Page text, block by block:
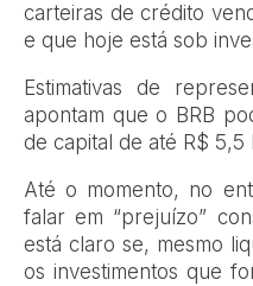
carteiras de crédito
e que hoje está sob
Estimativas de
apontam que o BRB
de capital de até R$ 5,5
Até o momento, no
falar em “prejuízo”
está claro se, mesmo
os investimentos que